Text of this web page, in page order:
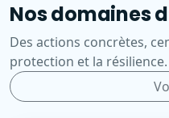
Nos domaines
Des actions concrètes,
protection et la résilience.